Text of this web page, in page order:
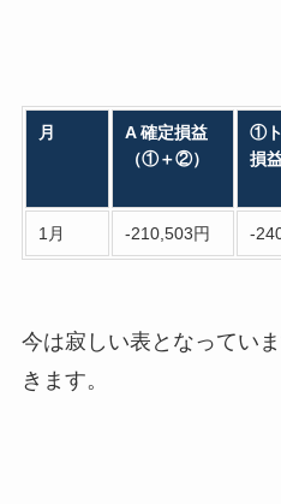
月
A 確定損益
（①＋②）
①
損
1月 -210,503円 -
今は寂しい表となってい
きます。